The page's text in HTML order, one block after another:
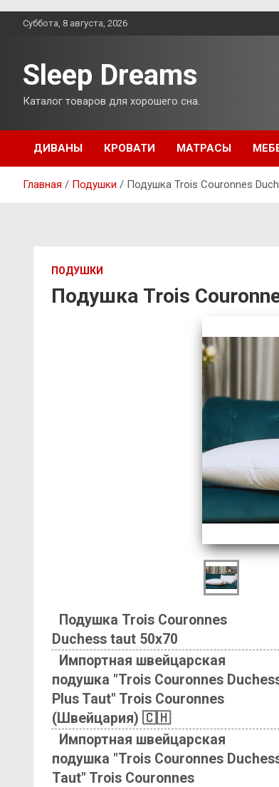
ПерейтиСуббота, 8 августа, 2026
Sleep Dreams
Каталог товаров для хорошего сна.
ДИВАНЫ КРОВАТИ МАТРАСЫ
Главная Подушки Подушка Trois Couronnes
ПОДУШКИ
Подушка Trois
Подушка Trois Couronnes
Duchess taut 50х70
Импортная швейцарская
подушка "Trois Couronnes
Plus Taut" Trois Couronnes
(Швейцария) 🇨🇭
Импортная швейцарская
подушка "Trois Couronnes
Taut" Trois Couronnes